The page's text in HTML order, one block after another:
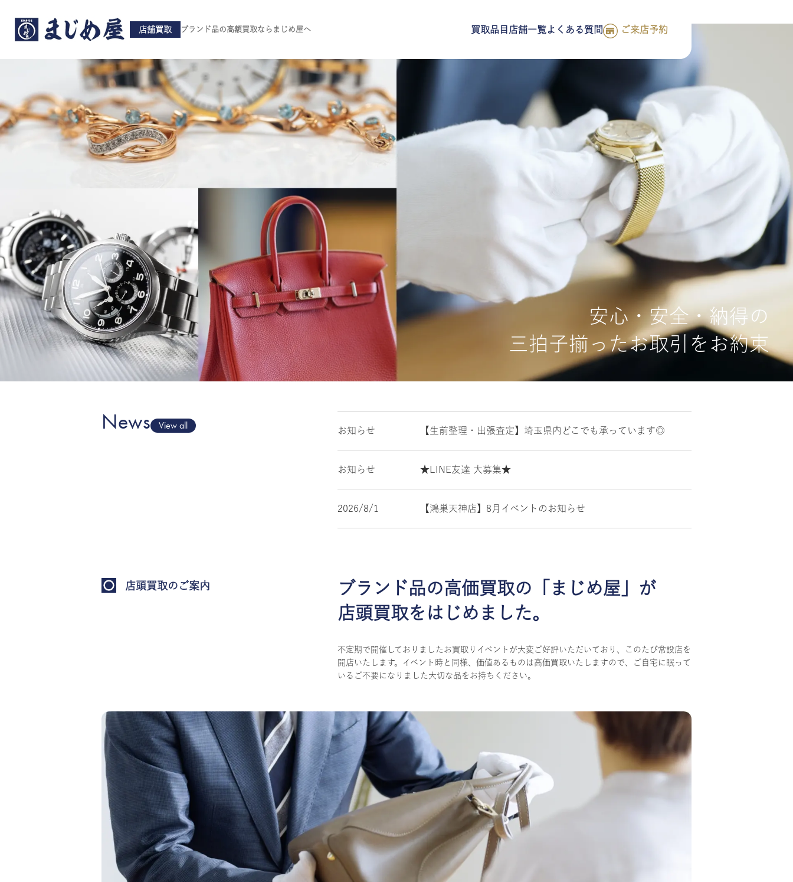
店舗買取 ブランド品の高額買取ならまじめ屋へ 買取品目 店舗一覧よくある質問 ご来店予約
買取品目
店舗一覧
安心・安全・納得の
三拍子揃ったお取引をお約束
News View all お知らせ 【生前整理・出張査定】埼玉県内どこでも承っています◎
お知らせ ★LINE友達 大募集★
2026/8/1 【鴻巣天神店】8月イベントのお知らせ
店頭買取のご案内 ブランド品の高価買取の 「まじめ屋」が
店頭買取をはじめました。
不定期で開催しておりましたお買取りイベントが大変ご好評いただいており、このたび常設店を
開店いたします。イベント時と同様、価値あるものは高価買取いたしますので、ご自宅に眠って
いるご不要になりました大切な品をお持ちください。